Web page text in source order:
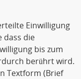
Einwilligung
dass die
bis zum
berührt wird.
Textform (Brief